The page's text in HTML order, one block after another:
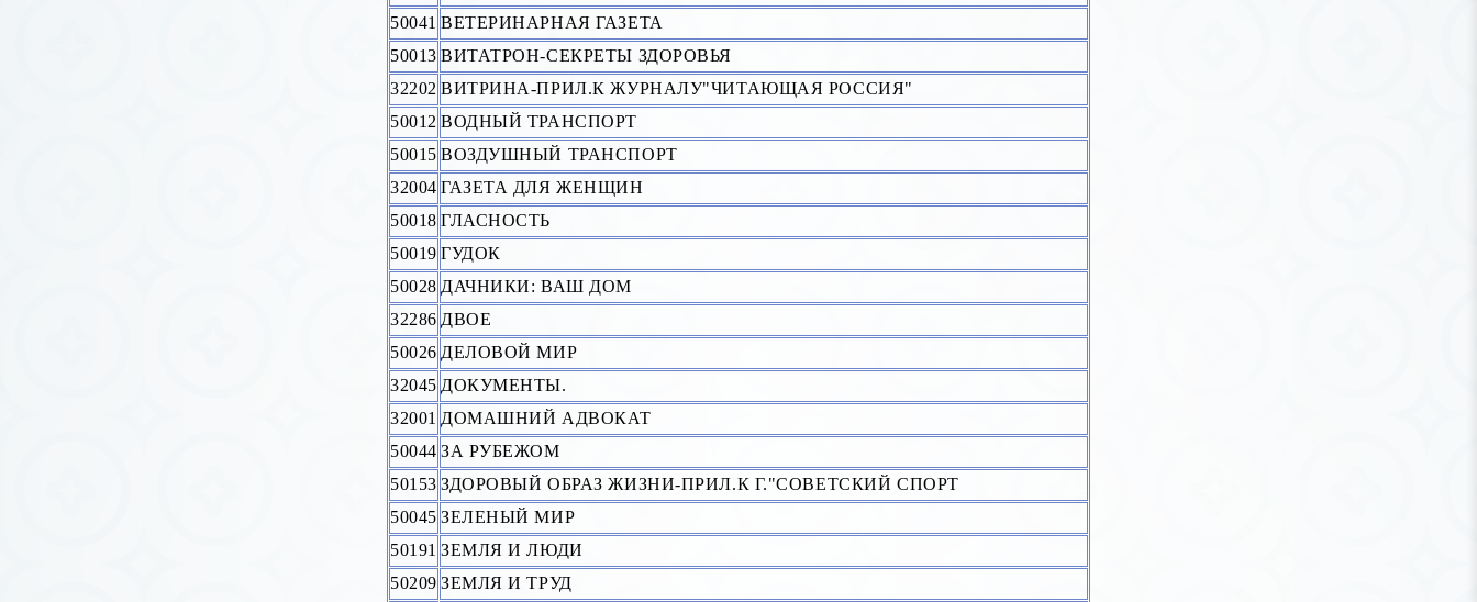
50041 ВЕТЕРИНАРНАЯ ГАЗЕТА
50013 ВИТАТРОН-СЕКРЕТЫ ЗДОРОВЬЯ
32202 ВИТРИНА-ПРИЛ.К ЖУРНАЛУ"ЧИТАЮЩАЯ РОССИЯ"
50012 ВОДНЫЙ ТРАНСПОРТ
50015 ВОЗДУШНЫЙ ТРАНСПОРТ
32004 ГАЗЕТА ДЛЯ ЖЕНЩИН
50018 ГЛАСHОСТЬ
50019 ГУДОК
50028 ДАЧНИКИ: ВАШ ДОМ
32286 ДВОЕ
50026 ДЕЛОВОЙ МИР
32045 ДОКУМЕНТЫ.
32001 ДОМАШНИЙ АДВОКАТ
50044 ЗА РУБЕЖОМ
50153 ЗДОРОВЫЙ ОБРАЗ ЖИЗНИ-ПРИЛ.К Г."СОВЕТСКИЙ СПОРТ
50045 ЗЕЛЕНЫЙ МИР
50191 ЗЕМЛЯ И ЛЮДИ
50209 ЗЕМЛЯ И ТРУД